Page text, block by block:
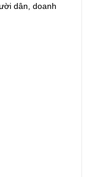
dân, doanh